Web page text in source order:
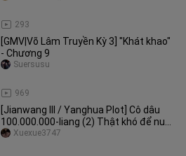
293
[GMV|Võ Lâm Truyền Kỳ 3] "Khát khao"
- Chương 9
969
Suersusu
[Jianwang III / Yanghua Plot] Cô dâu
100.000.000-liang (2) Thật khó để nuôi
một người vợ ngọt ngào (
Xuexue3747